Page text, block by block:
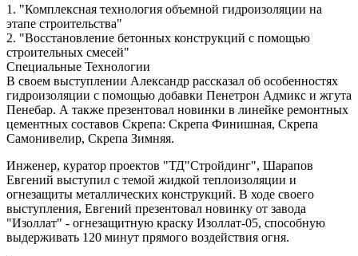
1. "Комплексная технология объемной гидроизоляции на
этапе строительства"
2. "Восстановление бетонных конструкций с помощью
строительных смесей"
Специальные Технологии
В своем выступлении Александр рассказал об особенностях
гидроизоляции с помощью добавки Пенетрон Адмикс и жгута
Пенебар. А также презентовал новинки в линейке ремонтных
цементных составов Скрепа: Скрепа Финишная, Скрепа
Самонивелир, Скрепа Зимняя.
Инженер, куратор проектов "ТД"Стройдинг", Шарапов
Евгений выступил с темой жидкой теплоизоляции и
огнезащиты металлических конструкций. В ходе своего
выступления, Евгений презентовал новинку от завода
"Изоллат" - огнезащитную краску Изоллат-05, способную
выдерживать 120 минут прямого воздействия огня.